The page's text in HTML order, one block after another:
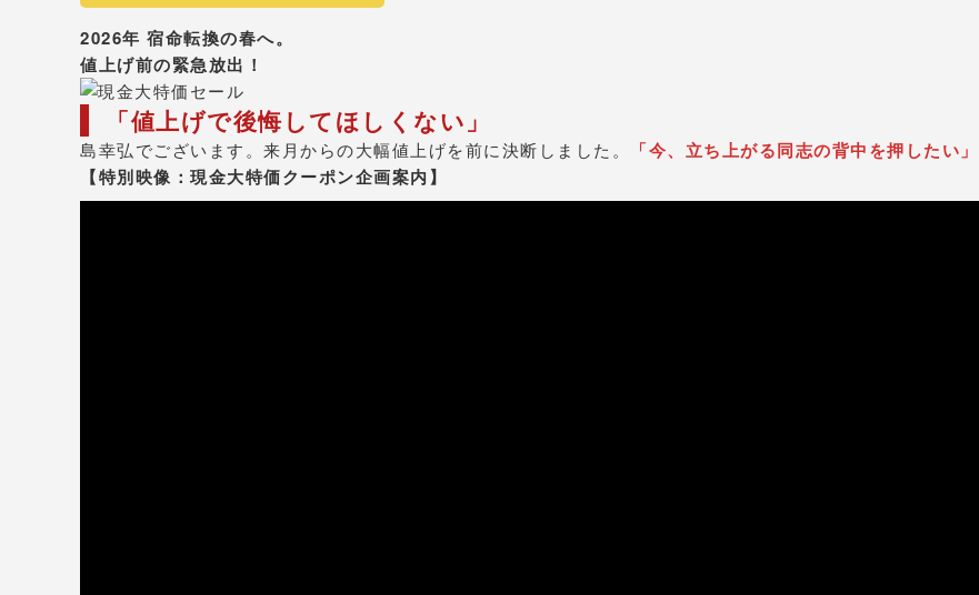
2026年 宿命転換の春へ。
値上げ前の緊急放出！
「値上げで後悔してほしくない」
島幸弘でございます。来月からの大幅値上げを前に決断しました。 「今、立ち上がる同志の背中を押したい」
【特別映像：現金大特価クーポン企画案内】